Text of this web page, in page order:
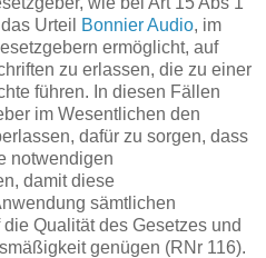
Urteil
Bonnier Audio, im
ermöglicht, auf
zu erlassen, die zu einer
führen. In diesen Fällen
im Wesentlichen den
dafür zu sorgen, dass
notwendigen
damit diese
sämtlichen
Qualität des Gesetzes und
genügen (RNr 116).